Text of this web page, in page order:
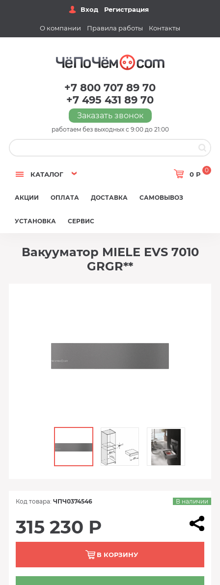
Вход Регистрация
О компании Правила работы Контакты
+7 800 707 89 70
+7 495 431 89 70
Заказать звонок
работаем без выходных с 9:00 до 21:00
КАТАЛОГ 0 Р
0
АКЦИИ ОПЛАТА ДОСТАВКА САМОВЫВОЗ
УСТАНОВКА СЕРВИС
Вакууматор MIELE EVS 7010
GRGR**
Код товара: ЧПЧ0374546 В наличии
315 230 Р
В КОРЗИНУ